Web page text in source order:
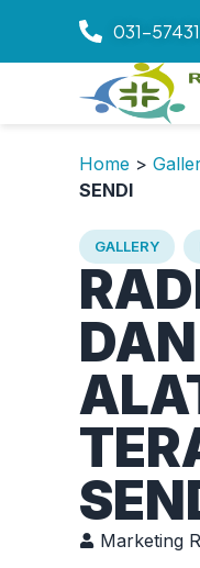
031-
Home >
SENDI
GALLERY
Marketing